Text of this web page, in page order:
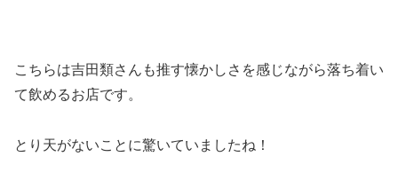
こちらは吉田類さんも推す懐かしさを感じながら落ち着い
て飲めるお店です。
とり天がないことに驚いていましたね！